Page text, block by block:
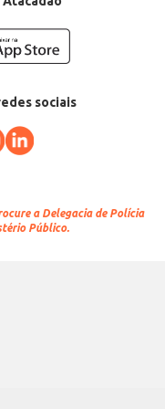
sociais
a Delegacia de Polícia
Público.